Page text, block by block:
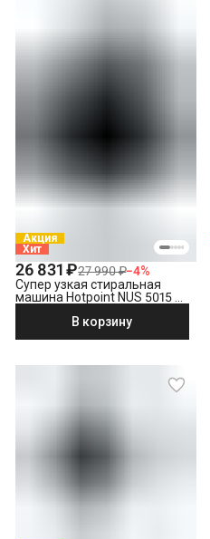
Акция
Хит
26 831 ₽27 990 ₽−4%
Супер узкая стиральная
машина Hotpoint NUS 5015 S
В корзину